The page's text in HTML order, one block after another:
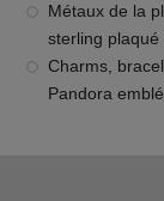
Métaux de la
sterling
Charms,
Pandora